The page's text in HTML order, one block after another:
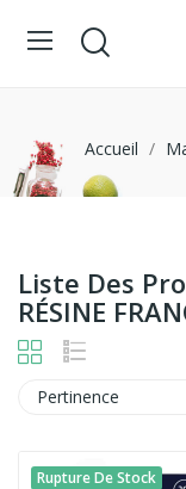
Accueil
Liste Des
RÉSINE
Pertinence
Rupture De Stock